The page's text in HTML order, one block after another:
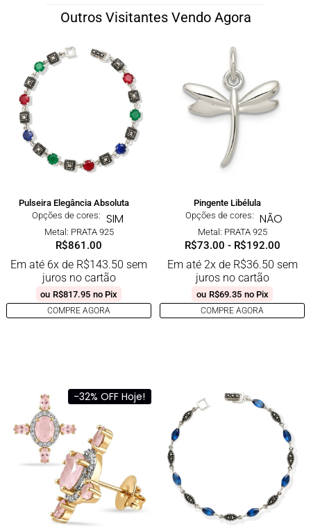
Outros Visitantes Vendo Agora
Pulseira Elegância Absoluta
Opções de cores: SIM
Metal: PRATA 925
R$861.00
Em até 6x de R$143.50 sem
juros no cartão
ou R$817.95 no Pix
COMPRE AGORA
Pingente Libélula
Opções de cores: NÃO
Metal: PRATA 925
R$73.00 - R$192.00
Em até 2x de R$36.50 sem
juros no cartão
ou R$69.35 no Pix
COMPRE AGORA
-32% OFF Hoje!